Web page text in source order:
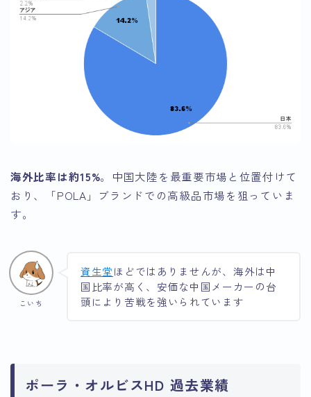
海外比率は約15%。中国大陸を最重要市場と位置付けて
おり、「POLA」ブランドでの高級品市場を狙っていま
す。
こいち
資生堂ほどではありませんが、海外は中
国比率が高く、安価な中国メーカーの台
頭により苦戦を強いられています
ポーラ・オルビスHD 過去業績